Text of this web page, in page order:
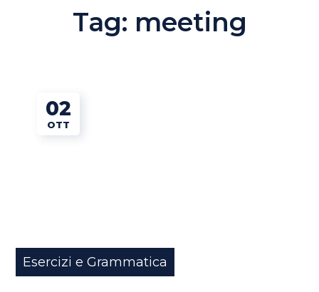
Tag: meeting
02
OTT
Esercizi e Grammatica